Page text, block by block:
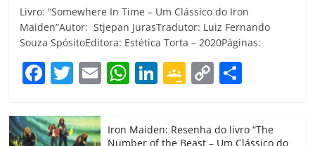
Livro: “Somewhere In Time – Um Clássico do Iron
Maiden”Autor: Stjepan JurasTradutor: Luiz Fernando
Souza SpósitoEditora: Estética Torta – 2020Páginas:
F
c
e
T
itt
er
E W
at
s
Li
e
G
gl
C
p
y
m
p
Iron Maiden: Resenha do livro “The
Number of the Beast – Um Clássico do